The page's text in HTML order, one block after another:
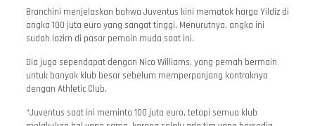
Branchini menjelaskan bahwa Juventus kini mematok harga Yildiz di
angka 100 juta euro yang sangat tinggi. Menurutnya, angka ini
sudah lazim di pasar pemain muda saat ini.
Dia juga sependapat dengan Nico Williams, yang pernah bermain
untuk banyak klub besar sebelum memperpanjang kontraknya
dengan Athletic Club.
“Juventus saat ini meminta 100 juta euro, tetapi semua klub